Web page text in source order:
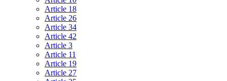
Article 18
Article 26
Article 34
Article 42
Article 3
Article 11
Article 19
Article 27